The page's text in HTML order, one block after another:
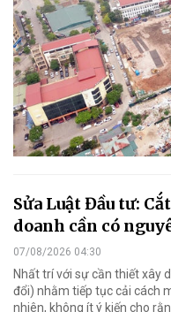
Sửa Luật Đầu tư:
doanh cần có
07/08/2026 04:30
Nhất trí với sự cần thiết xây
đổi) nhằm tiếp tục cải cách
nhiên, không ít ý kiến cho